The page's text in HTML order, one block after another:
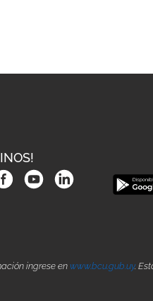
ingrese en www.bcu.gub.uy.